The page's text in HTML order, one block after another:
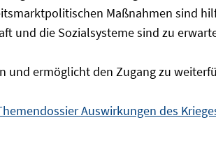
Maßnahmen sind
und die Sozialsysteme sind zu
und ermöglicht den Zugang zu
Auswirkungen des